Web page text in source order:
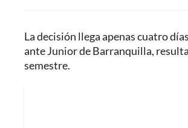
La decisión llega apenas cuatro
ante Junior de Barranquilla,
semestre.